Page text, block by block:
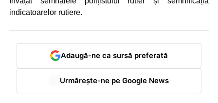
indicatoarelor rutiere.
Adaugă-ne ca sursă preferată
Urmărește-ne pe Google News